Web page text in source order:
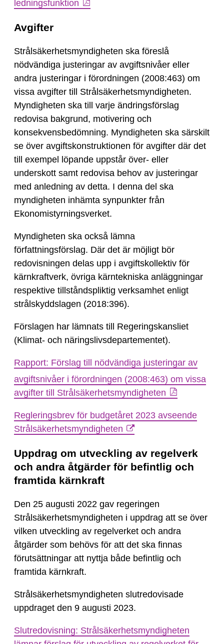
ledningsfunktion
Avgifter
Strålsäkerhetsmyndigheten ska föreslå
nödvändiga justeringar av avgiftsnivåer eller
andra justeringar i förordningen (2008:463) om
vissa avgifter till Strålsäkerhetsmyndigheten.
Myndigheten ska till varje ändringsförslag
redovisa bakgrund, motivering och
konsekvensbedömning. Myndigheten ska särskilt
se över avgiftskonstruktionen för avgifter där det
till exempel löpande uppstår över- eller
underskott samt redovisa behov av justeringar
med anledning av detta. I denna del ska
myndigheten inhämta synpunkter från
Ekonomistyrningsverket.
Myndigheten ska också lämna
författningsförslag. Där det är möjligt bör
redovisningen delas upp i avgiftskollektiv för
kärnkraftverk, övriga kärntekniska anläggningar
respektive tillståndspliktig verksamhet enligt
strålskyddslagen (2018:396).
Förslagen har lämnats till Regeringskansliet
(Klimat- och näringslivsdepartementet).
Rapport: Förslag till nödvändiga justeringar av
avgiftsnivåer i förordningen (2008:463) om vissa
avgifter till Strålsäkerhetsmyndigheten
Regleringsbrev för budgetåret 2023 avseende
Strålsäkerhetsmyndigheten
Uppdrag om utveckling av regelverk
och andra åtgärder för befintlig och
framtida kärnkraft
Den 25 augusti 2022 gav regeringen
Strålsäkerhetsmyndigheten i uppdrag att se över
vilken utveckling av regelverket och andra
åtgärder som behövs för att det ska finnas
förutsättningar att nyttja både befintlig och
framtida kärnkraft.
Strålsäkerhetsmyndigheten slutredovisade
uppdraget den 9 augusti 2023.
Slutredovisning: Strålsäkerhetsmyndigheten